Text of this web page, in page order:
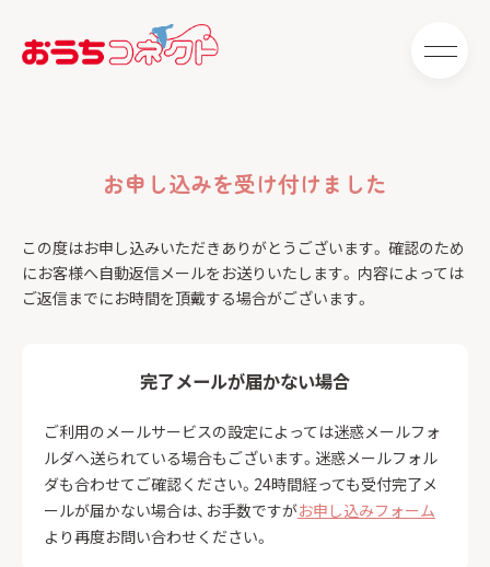
お申し込みを受け付けました
この度はお申し込みいただきありがとうございます。 確認のため
にお客様へ自動返信メールをお送りいたします。 内容によっては
ご返信までにお時間を頂戴する場合がございます。
完了メールが届かない場合
ご利用のメールサービスの設定によっては迷惑メールフォ
ルダへ送られている場合もございます。迷惑メールフォル
ダも合わせてご確認ください。24時間経っても受付完了メ
ールが届かない場合は、お手数ですがお申し込みフォーム
より再度お問い合わせください。